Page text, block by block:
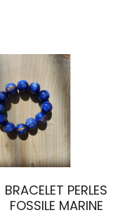
BRACELET PERLES
FOSSILE MARINE